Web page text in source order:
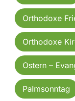
Orthodoxe
Orthodoxe
Ostern –
Palmsonntag